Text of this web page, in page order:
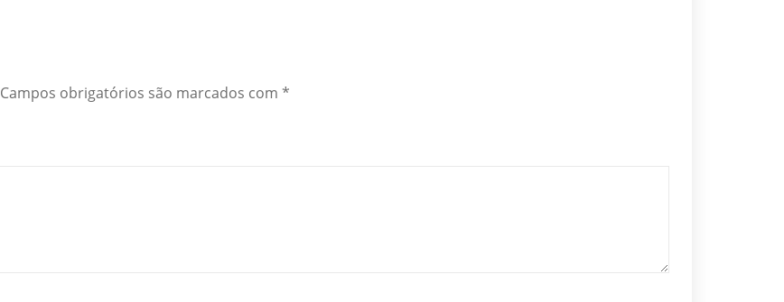
Campos obrigatórios são marcados com *